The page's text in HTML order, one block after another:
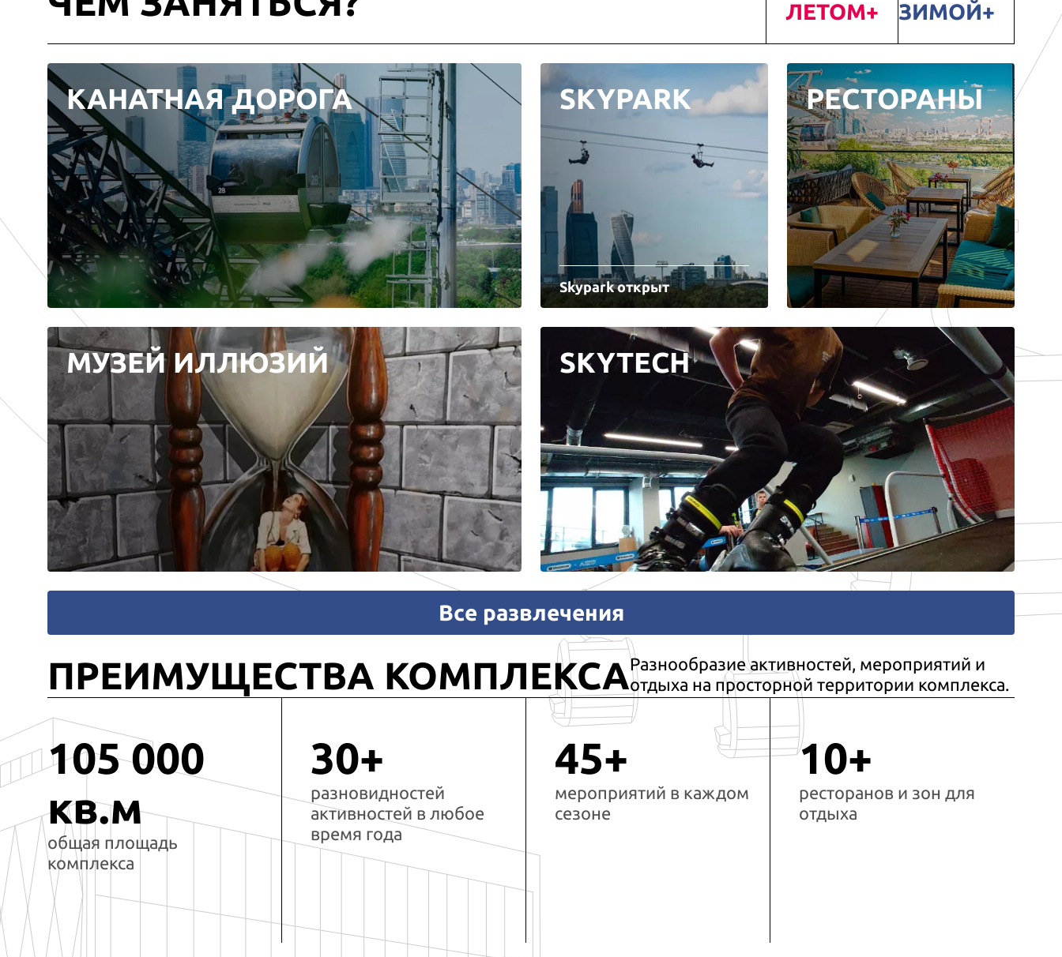
ЛЕТОМ ЗИМОЙ
КАНАТНАЯ ДОРОГА SKYPARK
Skypark открыт
РЕСТОРАНЫ
МУЗЕЙ ИЛЛЮЗИЙ SKYTECH
Все развлечения
ПРЕИМУЩЕСТВА КОМПЛЕКСАРазнообразие активностей, мероприятий и
отдыха на просторной территории комплекса.
105 000
кв.м
общая площадь
комплекса
30+
разновидностей
активностей в любое
время года
45+
мероприятий в каждом
сезоне
10+
ресторанов и зон для
отдыха